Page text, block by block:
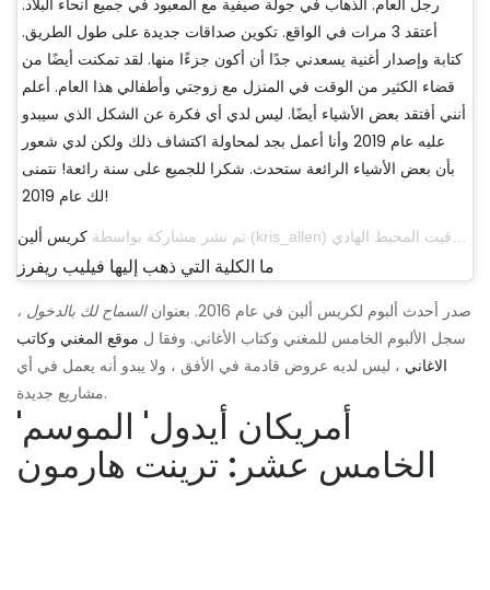
رجل العام. الذهاب في جولة صيفية مع المعبود في جميع أنحاء البلاد.
أعتقد 3 مرات في الواقع. تكوين صداقات جديدة على طول الطريق.
كتابة وإصدار أغنية يسعدني جدًا أن أكون جزءًا منها. لقد تمكنت أيضًا من
قضاء الكثير من الوقت في المنزل مع زوجتي وأطفالي هذا العام. أعلم
أنني أفتقد بعض الأشياء أيضًا. ليس لدي أي فكرة عن الشكل الذي سيبدو
عليه عام 2019 وأنا أعمل بجد لمحاولة اكتشاف ذلك ولكن لدي شعور
بأن بعض الأشياء الرائعة ستحدث. شكرا للجميع على سنة رائعة! نتمنى
لك عام 2019!
تم نشر مشاركة بواسطة كريس ألين
ما الكلية التي ذهب إليها فيليب ريفرز
صدر أحدث ألبوم لكريس ألين في عام 2016. بعنوان
السماح لك بالدخول ،
سجل الألبوم الخامس للمغني وكتاب الأغاني. وفقا ل موقع المغني وكاتب
الاغاني ، ليس لديه عروض قادمة في الأفق ، ولا يبدو أنه يعمل في أي
مشاريع جديدة.
'أمريكان أيدول' الموسم
الخامس عشر: ترينت هارمون